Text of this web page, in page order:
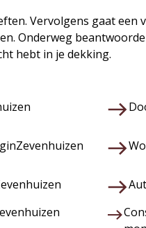
Vervolgens gaat een
Onderweg
hebt in je dekking.
inZevenhuizen